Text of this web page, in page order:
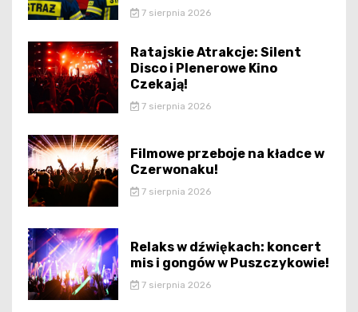
7 sierpnia 2026
Ratajskie Atrakcje: Silent
Disco i Plenerowe Kino
Czekają!
7 sierpnia 2026
Filmowe przeboje na kładce w
Czerwonaku!
7 sierpnia 2026
Relaks w dźwiękach: koncert
mis i gongów w Puszczykowie!
7 sierpnia 2026